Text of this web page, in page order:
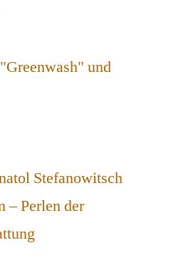
und
Stefanowitsch
– Perlen der